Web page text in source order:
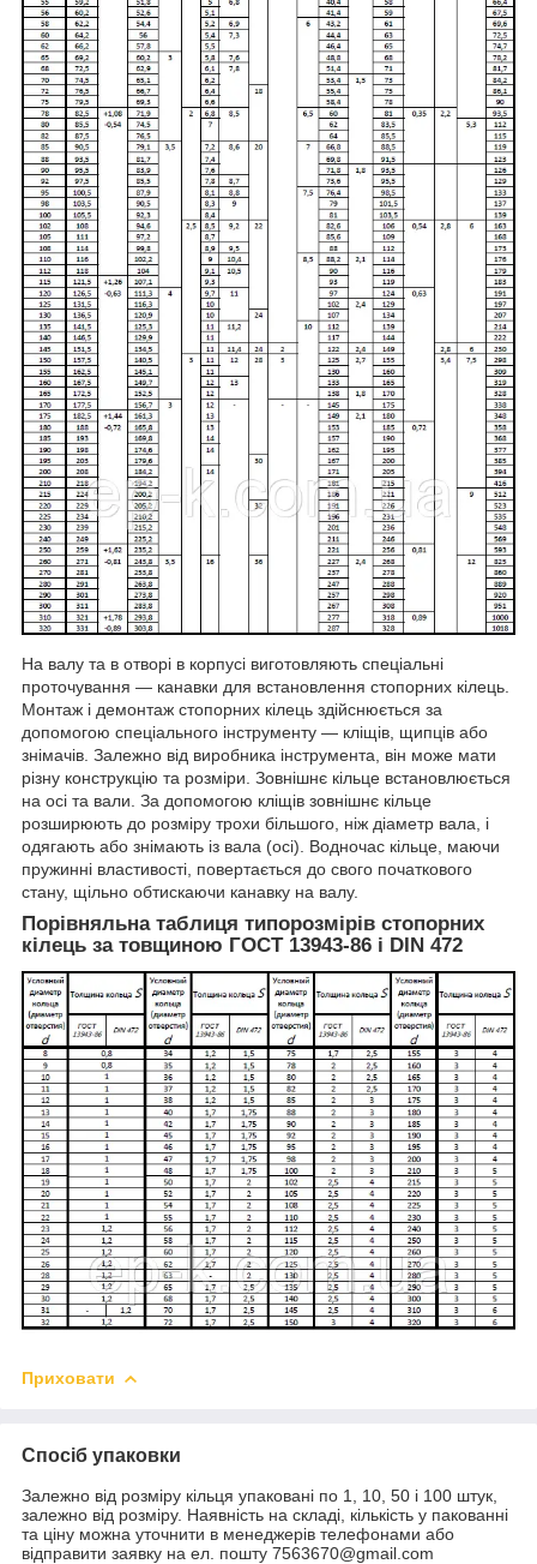
На валу та в отворі в корпусі виготовляють спеціальні
проточування — канавки для встановлення стопорних кілець.
Монтаж і демонтаж стопорних кілець здійснюється за
допомогою спеціального інструменту — кліщів, щипців або
знімачів. Залежно від виробника інструмента, він може мати
різну конструкцію та розміри. Зовнішнє кільце встановлюється
на осі та вали. За допомогою кліщів зовнішнє кільце
розширюють до розміру трохи більшого, ніж діаметр вала, і
одягають або знімають із вала (осі). Водночас кільце, маючи
пружинні властивості, повертається до свого початкового
стану, щільно обтискаючи канавку на валу.
Порівняльна таблиця типорозмірів стопорних
кілець за товщиною ГОСТ 13943-86 і DIN 472
Приховати
Спосіб упаковки
Залежно від розміру кільця упаковані по 1, 10, 50 і 100 штук,
залежно від розміру. Наявність на складі, кількість у пакованні
та ціну можна уточнити в менеджерів телефонами або
відправити заявку на ел. пошту 7563670@gmail.com